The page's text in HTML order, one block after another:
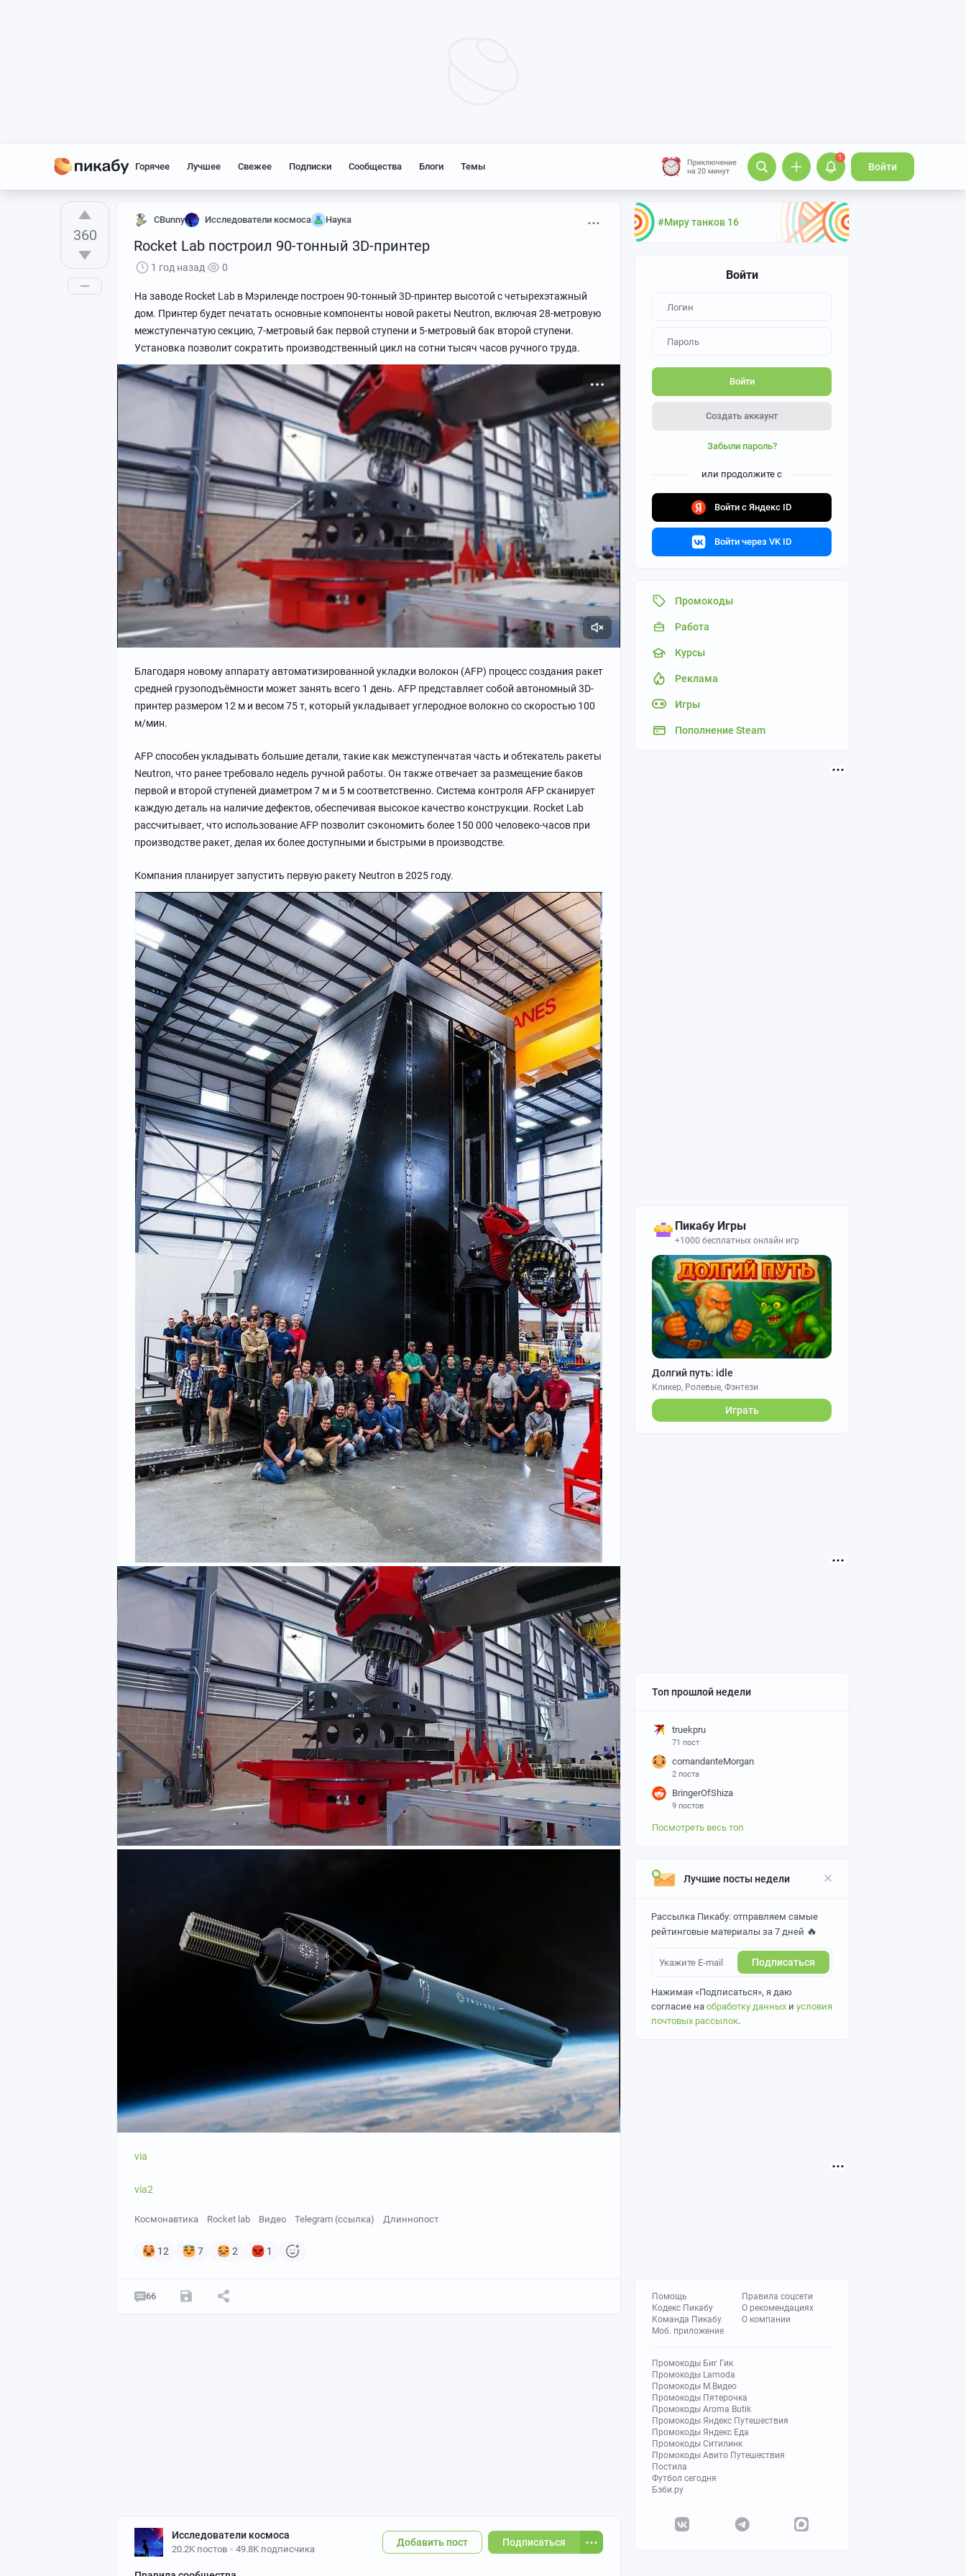
Горячее Лучшее Свежее Подписки Сообщества Блоги Темы
1
Войти
#Миру танков 16
Войти
Войти
Создать аккаунт
Забыли пароль?
или продолжите с
Войти с Яндекс ID
Войти через VK ID
Промокоды
Работа
Курсы
Реклама
Игры
Пополнение Steam
Пикабу Игры
+1000 бесплатных онлайн игр
Долгий путь: idle
Кликер, Ролевые, Фэнтези
Играть
Топ прошлой недели
truekpru
71 пост
comandanteMorgan
2 поста
BringerOfShiza
9 постов
Посмотреть весь топ
Лучшие посты недели
Рассылка Пикабу: отправляем самые
рейтинговые материалы за 7 дней 🔥
Подписаться
Нажимая «Подписаться», я даю
согласие на обработку данных и условия
почтовых рассылок.
Помощь
Кодекс Пикабу
Команда Пикабу
Моб. приложение
Правила соцсети
О рекомендациях
О компании
Промокоды Биг Гик
Промокоды Lamoda
Промокоды М.Видео
Промокоды Пятерочка
Промокоды Aroma Butik
Промокоды Яндекс Путешествия
Промокоды Яндекс Еда
Промокоды Ситилинк
Промокоды Авито Путешествия
Постила
Футбол сегодня
Бэби.ру
360
CBunny Исследователи космоса Наука
Rocket Lab построил 90-тонный 3D-принтер
1 год назад 0
На заводе Rocket Lab в Мэриленде построен 90-тонный 3D-принтер высотой с четырехэтажный
дом. Принтер будет печатать основные компоненты новой ракеты Neutron, включая 28-метровую
межступенчатую секцию, 7-метровый бак первой ступени и 5-метровый бак второй ступени.
Установка позволит сократить производственный цикл на сотни тысяч часов ручного труда.
Благодаря новому аппарату автоматизированной укладки волокон (AFP) процесс создания ракет
средней грузоподъёмности может занять всего 1 день. AFP представляет собой автономный 3D-
принтер размером 12 м и весом 75 т, который укладывает углеродное волокно со скоростью 100
м/мин.
AFP способен укладывать большие детали, такие как межступенчатая часть и обтекатель ракеты
Neutron, что ранее требовало недель ручной работы. Он также отвечает за размещение баков
первой и второй ступеней диаметром 7 м и 5 м соответственно. Система контроля AFP сканирует
каждую деталь на наличие дефектов, обеспечивая высокое качество конструкции. Rocket Lab
рассчитывает, что использование AFP позволит сэкономить более 150 000 человеко-часов при
производстве ракет, делая их более доступными и быстрыми в производстве.
Компания планирует запустить первую ракету Neutron в 2025 году.
via
via2
Космонавтика Rocket lab Видео Telegram (ссылка) Длиннопост
12 7 2 1
66
Исследователи космоса
20.2K постов 49.8K подписчика
Подписаться
Добавить пост